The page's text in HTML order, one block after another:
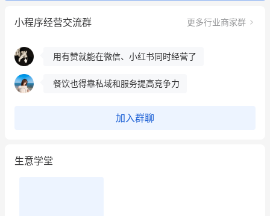
小程序经营交流群 更多行业商家群
这个营销策划案例推荐大家看一下
用有赞就能在微信、小红书同时经营了
餐饮也得靠私域和服务提高竞争力
昨晚的直播课程太好啦❤️
加入群聊
生意学堂